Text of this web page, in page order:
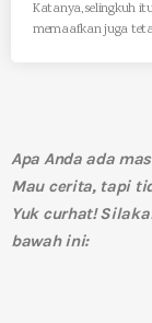
Katanya, selingkuh
memaafkan juga
Apa Anda ada
Mau cerita, tapi
Yuk curhat!
bawah ini: